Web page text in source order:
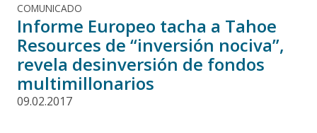
COMUNICADO
Informe Europeo tacha a Tahoe
Resources de “inversión nociva”,
revela desinversión de fondos
multimillonarios
09.02.2017